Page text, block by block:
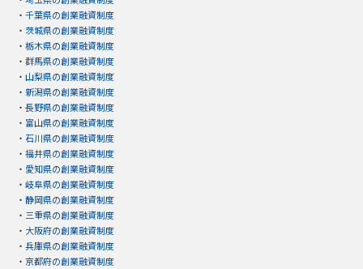
・ 千葉県の創業融資制度
・ 茨城県の創業融資制度
・ 栃木県の創業融資制度
・ 群馬県の創業融資制度
・ 山梨県の創業融資制度
・ 新潟県の創業融資制度
・ 長野県の創業融資制度
・ 富山県の創業融資制度
・ 石川県の創業融資制度
・ 福井県の創業融資制度
・ 愛知県の創業融資制度
・ 岐阜県の創業融資制度
・ 静岡県の創業融資制度
・ 三重県の創業融資制度
・ 大阪府の創業融資制度
・ 兵庫県の創業融資制度
・ 京都府の創業融資制度